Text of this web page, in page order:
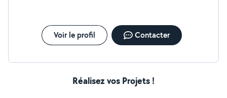
Voir le profil Contacter
Réalisez vos Projets !